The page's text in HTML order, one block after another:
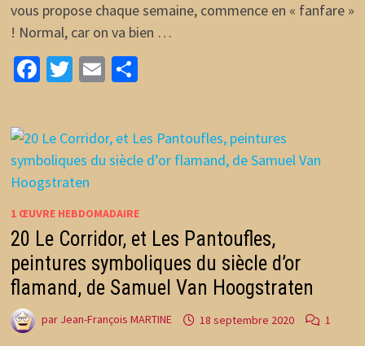
vous propose chaque semaine, commence en « fanfare »
! Normal, car on va bien …
Facebook
Twitter
EmailPartager
1 ŒUVRE HEBDOMADAIRE
20 Le Corridor, et Les Pantoufles,
peintures symboliques du siècle d’or
flamand, de Samuel Van Hoogstraten
par Jean-François MARTINE 18 septembre 2020 1